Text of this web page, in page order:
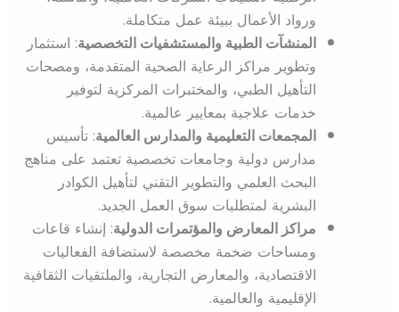
ورواد الأعمال ببيئة عمل متكاملة.
المنشآت الطبية والمستشفيات التخصصية: استثمار
وتطوير مراكز الرعاية الصحية المتقدمة، ومصحات
التأهيل الطبي، والمختبرات المركزية لتوفير
خدمات علاجية بمعايير عالمية.
المجمعات التعليمية والمدارس العالمية: تأسيس
مدارس دولية وجامعات تخصصية تعتمد على مناهج
البحث العلمي والتطوير التقني لتأهيل الكوادر
البشرية لمتطلبات سوق العمل الجديد.
مراكز المعارض والمؤتمرات الدولية: إنشاء قاعات
ومساحات ضخمة مخصصة لاستضافة الفعاليات
الاقتصادية، والمعارض التجارية، والملتقيات الثقافية
الإقليمية والعالمية.